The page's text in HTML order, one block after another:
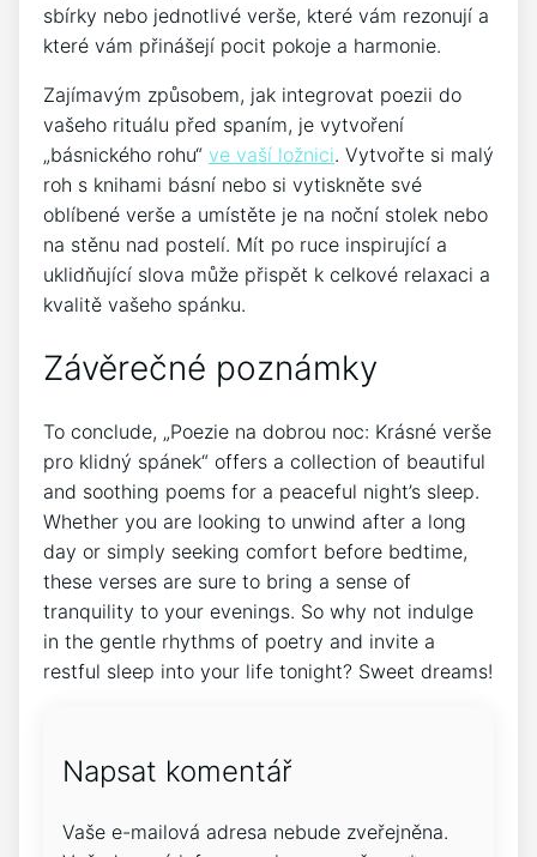
sbírky nebo jednotlivé verše, které vám rezonují a
které vám přinášejí pocit pokoje ⁤a harmonie.
Zajímavým způsobem, ​jak integrovat poezii do
vašeho rituálu před spaním, je vytvoření
„básnického rohu“ ve vaší ložnici. Vytvořte si malý
roh s knihami básní nebo si vytiskněte ‌své
oblíbené verše a umístěte je na noční stolek nebo
na stěnu nad postelí. Mít po ruce inspirující a
uklidňující slova může přispět⁣ k‌ celkové‌ relaxaci ‌a
kvalitě vašeho spánku.
Závěrečné poznámky
To conclude, „Poezie na ‍dobrou noc: Krásné verše
pro ⁤klidný spánek“ offers a collection of beautiful
and ⁤soothing‍ poems for a peaceful night’s sleep.
Whether you‍ are looking to ​unwind after a⁤ long
day or simply seeking comfort before bedtime,
these verses are sure to bring a sense⁣ of
⁣tranquility to ‌your evenings. So why not indulge
in the gentle rhythms of poetry and invite a
restful ⁤sleep into your life tonight? Sweet‌ dreams!
Napsat komentář
Vaše e-mailová adresa nebude zveřejněna.